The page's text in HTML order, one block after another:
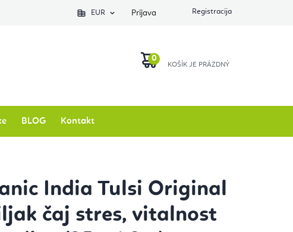
EUR Prijava
BLOG Kontakt
India Tulsi Original
čaj stres, vitalnost